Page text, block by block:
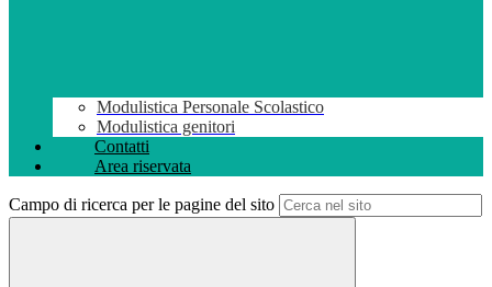
Modulistica Personale Scolastico
Modulistica genitori
Contatti
Area riservata
Campo di ricerca per le pagine del sito